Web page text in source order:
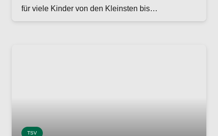
für viele Kinder von den Kleinsten bis…
TSV